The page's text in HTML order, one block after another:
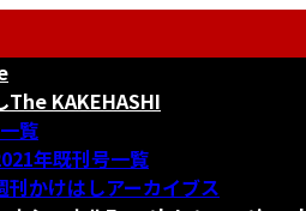
The KAKEHASHI
覧
年既刊号一覧
刊かけはしアーカイブス